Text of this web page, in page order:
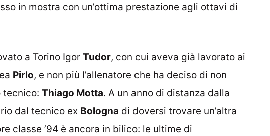
in mostra con un’ottima prestazione agli ottavi di
a Torino Igor Tudor, con cui aveva già lavorato ai
Pirlo, e non più l’allenatore che ha deciso di non
tecnico: Thiago Motta. A un anno di distanza dalla
dal tecnico ex Bologna di doversi trovare un’altra
classe ’94 è ancora in bilico: le ultime di